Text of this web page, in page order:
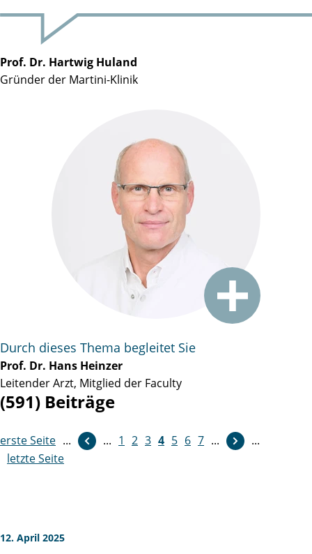
Prof. Dr. Hartwig Huland
Gründer der Martini-Klinik
Durch dieses Thema begleitet Sie
Prof. Dr. Hans Heinzer
Leitender Arzt, Mitglied der Faculty
(591) Beiträge
erste Seite ... ... 1 2 3 4 5 6 7 ...
weiter
...
letzte Seite
12. April 2025